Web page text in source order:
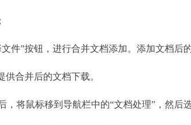
”按钮，进行合并文档添加。添加文档后的
合并后的文档下载。
将鼠标移到导航栏中的“文档处理”，然后